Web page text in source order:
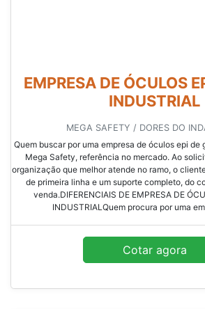
EMPRESA DE ÓCULOS
INDUSTRIAL
MEGA SAFETY / DORES DO
Quem buscar por uma empresa de óculos epi de
Mega Safety, referência no mercado. Ao
organização que melhor atende no ramo, o
de primeira linha e um suporte completo, do
venda.DIFERENCIAIS DE EMPRESA DE
INDUSTRIALQuem procura por uma
Cotar agora